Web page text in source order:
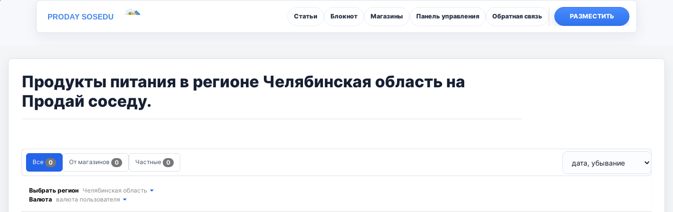
PRODAY SOSEDU Статьи Блокнот Магазины Панель управления Обратная связь РАЗМЕСТИТЬ
Продукты питания в регионе Челябинская область на
Продай соседу.
Все 0 От магазинов 0 Частные 0
Выбрать регион Челябинская область
Валюта валюта пользователя